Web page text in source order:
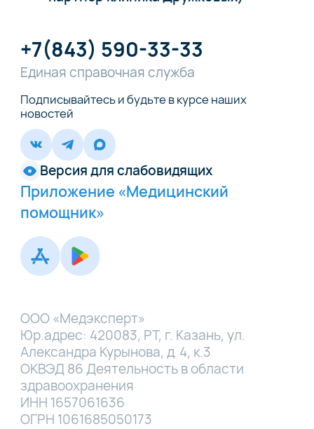
+7(843) 590-33-33
Единая справочная служба
Подписывайтесь и будьте в курсе наших
новостей
Версия для слабовидящих
Приложение «Медицинский
помощник»
ООО «Медэксперт»
Юр.адрес: 420083, РТ, г. Казань, ул.
Александра Курынова, д. 4, к.3
ОКВЭД 86 Деятельность в области
здравоохранения
ИНН 1657061636
ОГРН 1061685050173